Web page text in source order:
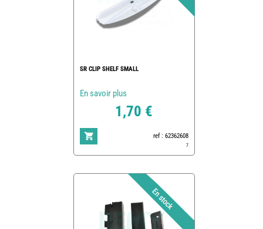
SR CLIP SHELF SMALL
En savoir plus
1,70 €
ref : 62362608
7